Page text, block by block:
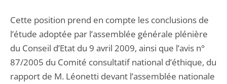
Cette position prend en compte les conclusions de
l’étude adoptée par l’assemblée générale plénière
du Conseil d’Etat du 9 avril 2009, ainsi que l’avis n°
87/2005 du Comité consultatif national d’éthique, du
rapport de M. Léonetti devant l’assemblée nationale